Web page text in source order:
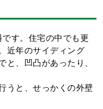
す。住宅の中でも更
近年のサイディング
、凹凸があったり、
うと、せっかくの外壁